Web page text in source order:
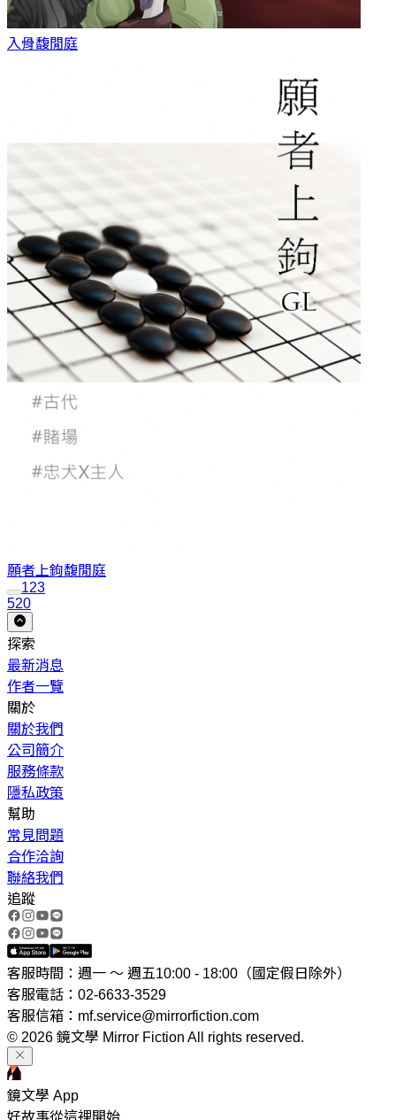
入骨馥閒庭
願者上鉤馥閒庭
123
520
探索
最新消息
作者一覽
關於
關於我們
公司簡介
服務條款
隱私政策
幫助
常見問題
合作洽詢
聯絡我們
追蹤
客服時間：週一 ～ 週五10:00 - 18:00（國定假日除外）
客服電話：02-6633-3529
客服信箱：mf.service@mirrorfiction.com
© 2026 鏡文學 Mirror Fiction All rights reserved.
鏡文學 App
好故事從這裡開始